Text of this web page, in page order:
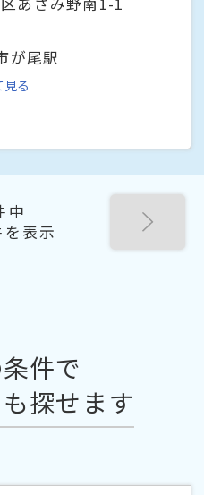
が尾駅
見る
中
表示
件で
探せます